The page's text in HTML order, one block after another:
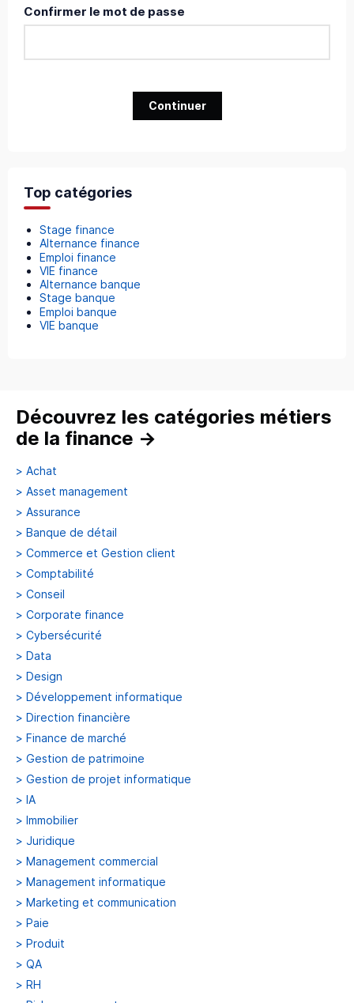
Confirmer le mot de passe
Continuer
Top catégories
Stage finance
Alternance finance
Emploi finance
VIE finance
Alternance banque
Stage banque
Emploi banque
VIE banque
Découvrez les catégories métiers
de la finance →
> Achat
> Asset management
> Assurance
> Banque de détail
> Commerce et Gestion client
> Comptabilité
> Conseil
> Corporate finance
> Cybersécurité
> Data
> Design
> Développement informatique
> Direction financière
> Finance de marché
> Gestion de patrimoine
> Gestion de projet informatique
> IA
> Immobilier
> Juridique
> Management commercial
> Management informatique
> Marketing et communication
> Paie
> Produit
> QA
> RH